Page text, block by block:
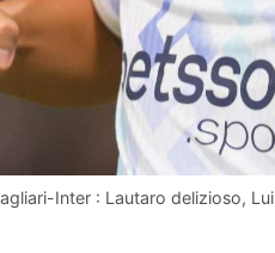
Inter : Lautaro delizioso,